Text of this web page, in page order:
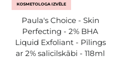
KOSMETOLOGA IZVĒLE
Paula's Choice - Skin
Perfecting - 2% BHA
Liquid Exfoliant - Pīlings
ar 2% salicilskābi - 118ml